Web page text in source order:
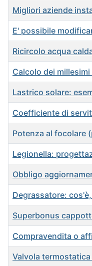
Migliori aziende
E' possibile
Ricircolo acqua
Calcolo dei
Lastrico solare:
Coefficiente di
Potenza al focolare
Legionella:
Obbligo
Degrassatore:
Superbonus
Compravendita o
Valvola